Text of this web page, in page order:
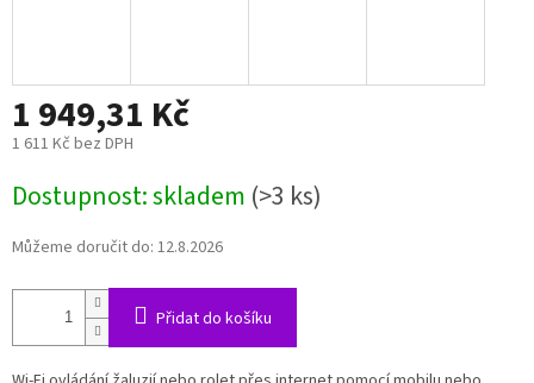
1 949,31 Kč
1 611 Kč bez DPH
cena:
Dostupnost: skladem (>3 ks)
Můžeme doručit do: 12.8.2026
Přidat do košíku